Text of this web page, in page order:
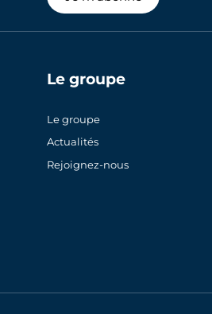
Le groupe
Le groupe
Actualités
Rejoignez-nous